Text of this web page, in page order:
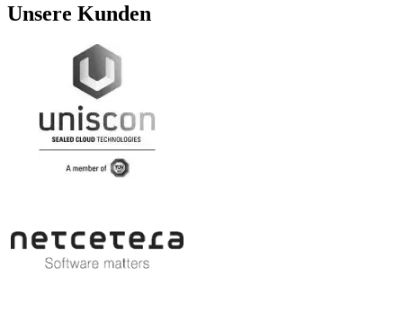
Unsere Kunden